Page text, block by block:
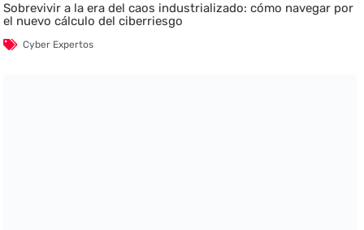
Sobrevivir a la era del caos industrializado: cómo navegar por
el nuevo cálculo del ciberriesgo
Cyber Expertos